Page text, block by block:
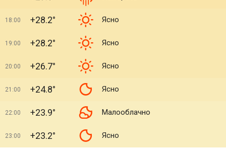
18:00 +28.2° Ясно
19:00 +28.2° Ясно
20:00 +26.7° Ясно
21:00 +24.8° Ясно
22:00 +23.9° Малооблачно
23:00 +23.2° Ясно